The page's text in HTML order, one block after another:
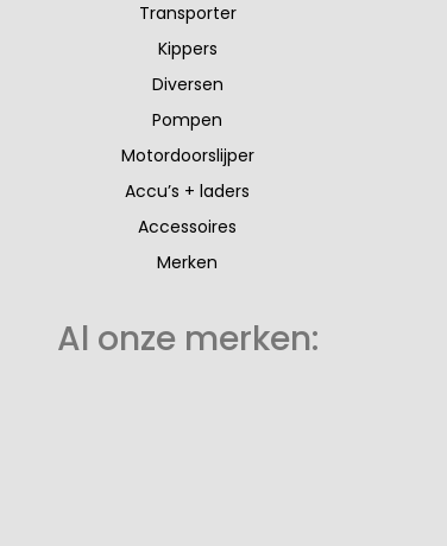
Transporter
Kippers
Diversen
Pompen
Motordoorslijper
Accu’s + laders
Accessoires
Merken
Al onze merken: